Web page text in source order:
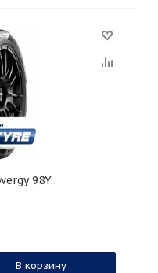
98Y
В корзину